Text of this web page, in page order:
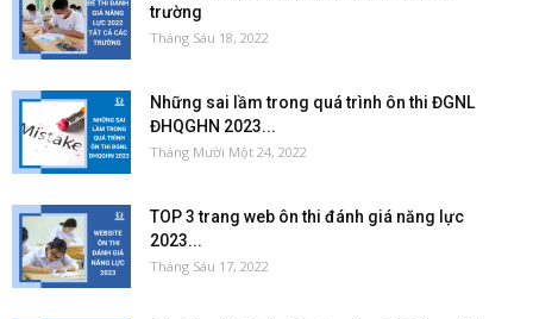
trường
Tháng Sáu 18, 2022
Những sai lầm trong quá trình ôn thi ĐGNL
ĐHQGHN 2023...
Tháng Mười Một 24, 2022
TOP 3 trang web ôn thi đánh giá năng lực
2023...
Tháng Sáu 17, 2022